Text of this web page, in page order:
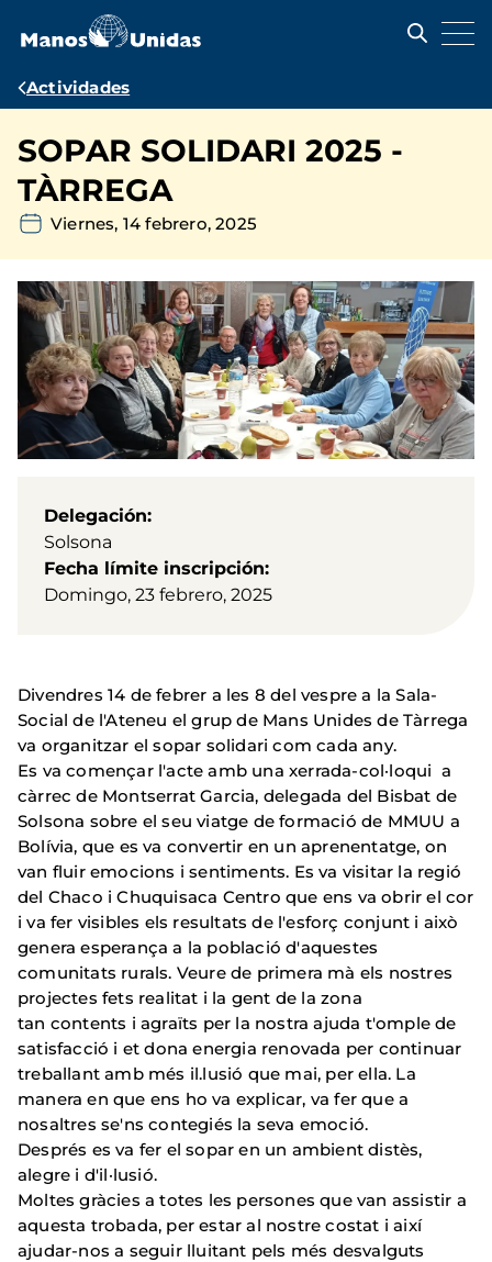
contenido
Ruta
navegación
Actividades
SOPAR SOLIDARI 2025 -
TÀRREGA
Viernes, 14 febrero, 2025
Delegación
Solsona
Fecha límite inscripción
Domingo, 23 febrero, 2025
Divendres 14 de febrer a les 8 del vespre a la Sala-
Social de l'Ateneu el grup de Mans Unides de Tàrrega
va organitzar el sopar solidari com cada any.
Es va començar l'acte amb una xerrada-col·loqui a
càrrec de Montserrat Garcia, delegada del Bisbat de
Solsona sobre el seu viatge de formació de MMUU a
Bolívia, que es va convertir en un aprenentatge, on
van fluir emocions i sentiments. Es va visitar la regió
del Chaco i Chuquisaca Centro que ens va obrir el cor
i va fer visibles els resultats de l'esforç conjunt i això
genera esperança a la població d'aquestes
comunitats rurals. Veure de primera mà els nostres
projectes fets realitat i la gent de la zona
tan contents i agraïts per la nostra ajuda t'omple de
satisfacció i et dona energia renovada per continuar
treballant amb més il.lusió que mai, per ella. La
manera en que ens ho va explicar, va fer que a
nosaltres se'ns contegiés la seva emoció.
Després es va fer el sopar en un ambient distès,
alegre i d'il·lusió.
Moltes gràcies a totes les persones que van assistir a
aquesta trobada, per estar al nostre costat i així
ajudar-nos a seguir lluitant pels més desvalguts